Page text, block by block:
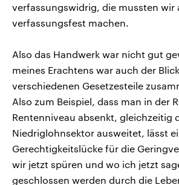
verfassungswidrig, die mussten wir
verfassungsfest machen.
Also das Handwerk war nicht gut
meines Erachtens war auch der
verschiedenen Gesetzesteile
Also zum Beispiel, dass man in der
Rentenniveau absenkt, gleichzeitig
Niedriglohnsektor ausweitet, lässt
Gerechtigkeitslücke für die
wir jetzt spüren und wo ich jetzt
geschlossen werden durch die